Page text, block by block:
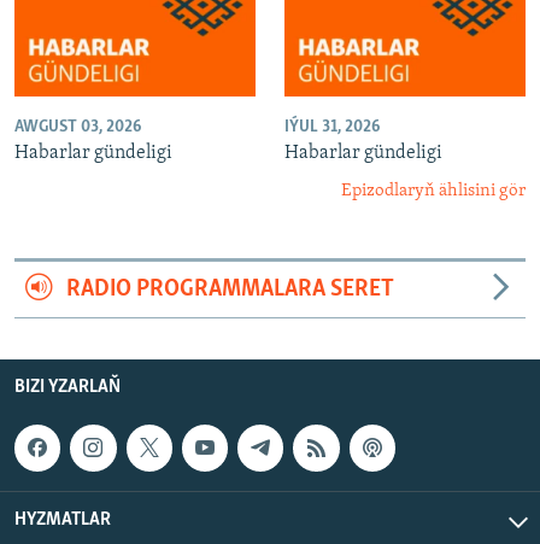
AWGUST 03, 2026
Habarlar gündeligi
IÝUL 31, 2026
Habarlar gündeligi
Epizodlaryň ählisini gör
RADIO PROGRAMMALARA SERET
BIZI YZARLAŇ
HYZMATLAR